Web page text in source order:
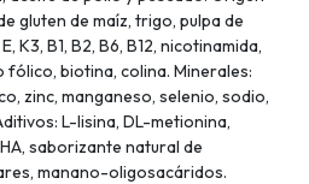
gluten de maíz, trigo, pulpa de
K3, B1, B2, B6, B12, nicotinamida,
biotina, colina. Minerales:
zinc, manganeso, selenio, sodio,
L-lisina, DL-metionina,
saborizante natural de
manano-oligosacáridos.